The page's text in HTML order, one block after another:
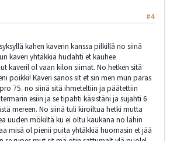
#4
kahen kaverin kanssa pilkillä no siinä
kaveri yhtäkkiä hudahti et kauhee
kaveril ol vaan kilon siimat. No hetken sitä
poikki! Kaveri sanos sit et sin men mun paras
75. no siinä sitä ihmeteltiin ja päätettiin
esiin ja se tipahti käsistäni ja sujahti 6
mereen. No siinä tuli kiroiltua hetki mutta
uuden mökiltä ku ei oltu kaukana no lähin
misä ol pienii puita yhtäkkiä huomasin et jää